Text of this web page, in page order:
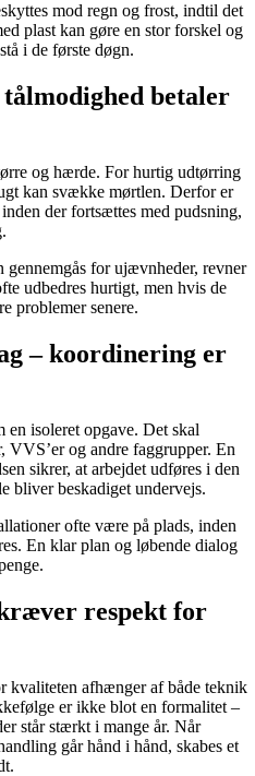
mod regn og frost, indtil det
plast kan gøre en stor forskel og
i de første døgn.
betaler
og hærde. For hurtig udtørring
kan svække mørtlen. Derfor er
der fortsættes med pudsning,
gennemgås for ujævnheder, revner
udbedres hurtigt, men hvis de
problemer senere.
– koordinering er
isoleret opgave. Det skal
VVS’er og andre faggrupper. En
sikrer, at arbejdet udføres i den
bliver beskadiget undervejs.
ofte være på plads, inden
En klar plan og løbende dialog
respekt for
kvaliteten afhænger af både teknik
er ikke blot en formalitet –
står stærkt i mange år. Når
går hånd i hånd, skabes et